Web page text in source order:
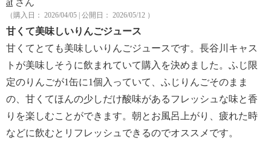
at さん
（購入日： 2026/04/05 | 公開日： 2026/05/12 ）
甘くて美味しいりんごジュース
甘くてとても美味しいりんごジュースです。長谷川キャス
トが美味しそうに飲まれていて購入を決めました。ふじ限
定のりんごが1缶に1個入っていて、ふじりんごそのまま
の、甘くてほんの少しだけ酸味があるフレッシュな味と香
りを楽しむことができます。朝とお風呂上がり、疲れた時
などに飲むとリフレッシュできるのでオススメです。